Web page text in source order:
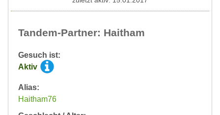
Tandem-Partner: Haitham
Gesuch ist:
Aktiv
Alias:
Haitham76